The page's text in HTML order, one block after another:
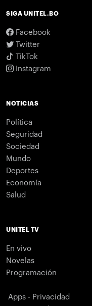
SIGA UNITEL.BO
Facebook
Twitter
TikTok
Instagram
NOTICIAS
Política
Seguridad
Sociedad
Mundo
Deportes
Economía
Salud
UNITEL TV
En vivo
Novelas
Programación
Apps - Privacidad